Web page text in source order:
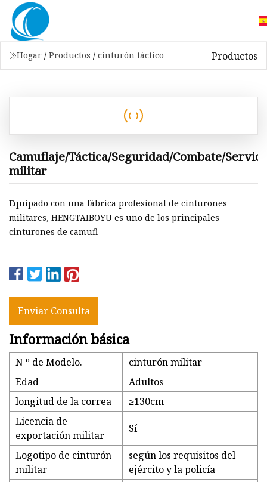
Hogar / Productos / cinturón táctico Productos
Camuflaje/Táctica/Seguridad/Combate/
militar
Equipado con una fábrica profesional de cinturones
militares, HENGTAIBOYU es uno de los principales
cinturones de camufl
Enviar Consulta
Información básica
N º de Modelo.
cinturón militar
Edad
Adultos
longitud de la correa
≥130cm
Licencia de
exportación militar
Sí
Logotipo de cinturón
militar
según los requisitos del
ejército y la policía